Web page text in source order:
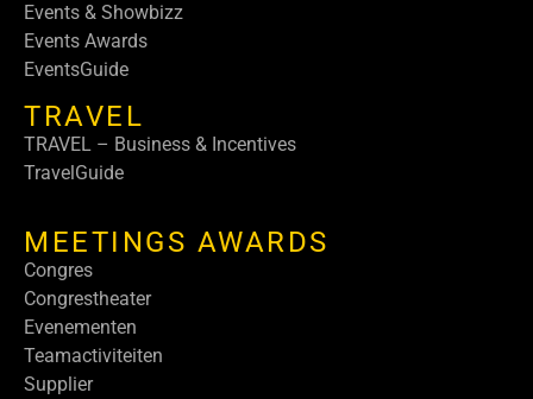
Events & Showbizz
Events Awards
EventsGuide
TRAVEL
TRAVEL – Business & Incentives
TravelGuide
MEETINGS AWARDS
Congres
Congrestheater
Evenementen
Teamactiviteiten
Supplier